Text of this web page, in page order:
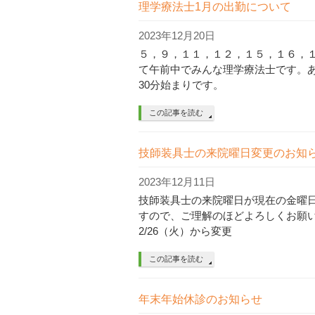
理学療法士1月の出勤について
2023年12月20日
５，９，１１，１２，１５，１６，
て午前中でみんな理学療法士です。
30分始まりです。
この記事を読む
技師装具士の来院曜日変更のお知
2023年12月11日
技師装具士の来院曜日が現在の金曜
すので、ご理解のほどよろしくお願
2/26（火）から変更
この記事を読む
年末年始休診のお知らせ